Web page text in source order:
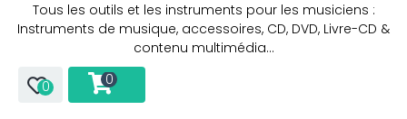
Tous les outils et les instruments pour les musiciens :
Instruments de musique, accessoires, CD, DVD, Livre-CD &
contenu multimédia…
0 0